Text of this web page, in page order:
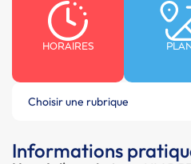
HORAIRES
Choisir une rubrique
Informations